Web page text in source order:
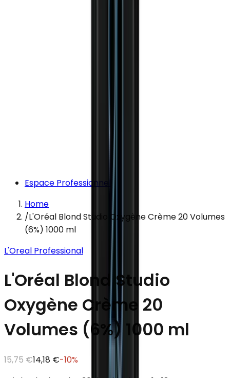
Espace Professionnel
Home
/L'Oréal Blond Studio Oxygène Crème 20 Volumes
(6%) 1000 ml
L'Oreal Professional
L'Oréal Blond Studio
Oxygène Crème 20
Volumes (6%) 1000 ml
15,75 €14,18 €-10%